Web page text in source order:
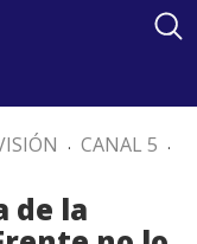
. CANAL 5 .
de la